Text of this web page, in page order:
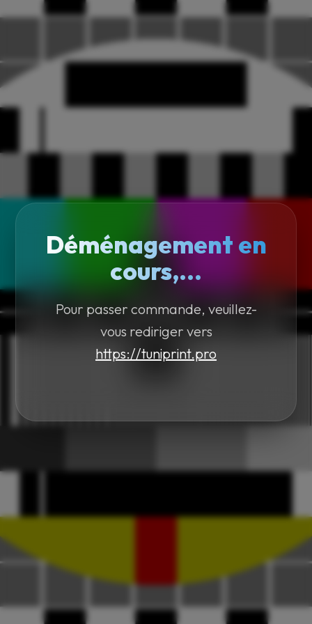
Déménagement en
cours,...
Pour passer commande, veuillez-
vous rediriger vers
https://tuniprint.pro